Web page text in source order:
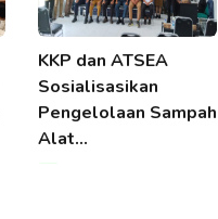
KKP dan ATSEA
Sosialisasikan
Pengelolaan Sampah
Alat…